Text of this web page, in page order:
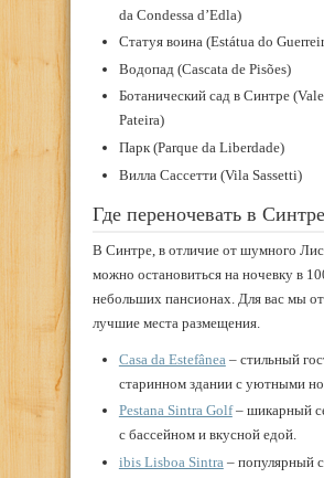
da Condessa d’Edla)
Статуя воина (Estátua do
Водопад (Cascata de Pisões)
Ботанический сад в Синтре
Pateira)
Парк (Parque da Liberdade)
Вилла Сассетти (Vila Sassetti)
Где переночевать в Синтре
В Синтре, в отличие от шумного
можно остановиться на ночевку в
небольших пансионах. Для вас мы
лучшие места размещения.
Casa da Estefânea – стильный
старинном здании с уютными
Pestana Sintra Golf– шикарный
с бассейном и вкусной едой.
ibis Lisboa Sintra – популярный